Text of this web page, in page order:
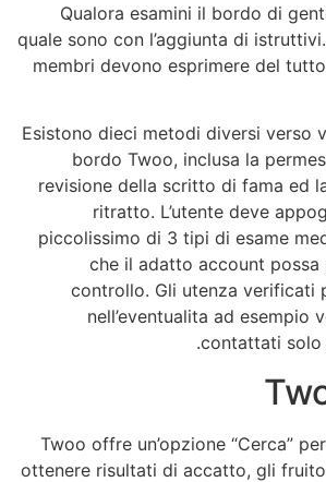
Qualora esamini il bordo di
quale sono con l’aggiunta di
membri devono esprimere del
Esistono dieci metodi diversi verso
bordo Twoo, inclusa la
revisione della scritto di fama ed
ritratto. L’utente deve
piccolissimo di 3 tipi di esame
che il adatto account possa
controllo. Gli utenza verificati
nell’eventualita ad esempio
contattati solo
Twoo offre un’opzione “Cerca”
ottenere risultati di accatto, gli